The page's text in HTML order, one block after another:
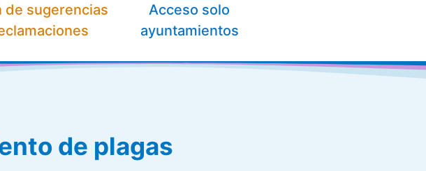
de sugerencias
Acceso solo
ayuntamientos
de plagas